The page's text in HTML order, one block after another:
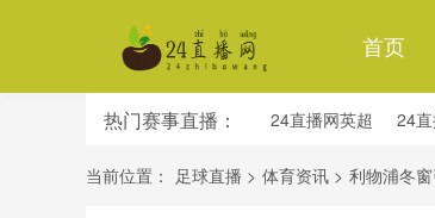
首页
热门赛事直播： 24直播网英超 24
24直播网意甲 24
当前位置： 足球直播 > 体育资讯 > 利物浦冬